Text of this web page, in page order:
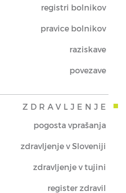
registri bolnikov
pravice bolnikov
raziskave
povezave
ZDRAVLJENJE
pogosta vprašanja
zdravljenje v Sloveniji
zdravljenje v tujini
register zdravil